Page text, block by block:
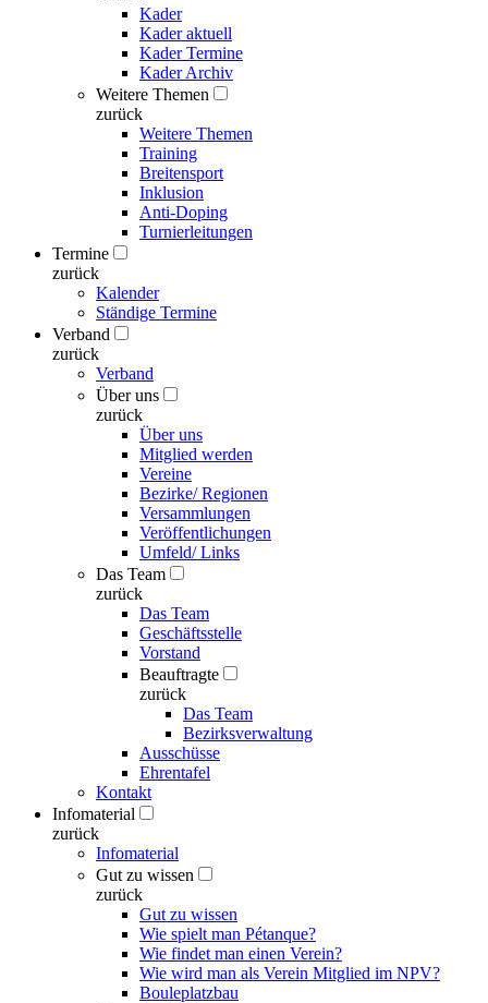
Kader
Kader aktuell
Kader Termine
Kader Archiv
Weitere Themen
zurück
Weitere Themen
Training
Breitensport
Inklusion
Anti-Doping
Turnierleitungen
Termine
zurück
Kalender
Ständige Termine
Verband
zurück
Verband
Über uns
zurück
Über uns
Mitglied werden
Vereine
Bezirke/ Regionen
Versammlungen
Veröffentlichungen
Umfeld/ Links
Das Team
zurück
Das Team
Geschäftsstelle
Vorstand
Beauftragte
zurück
Das Team
Bezirksverwaltung
Ausschüsse
Ehrentafel
Kontakt
Infomaterial
zurück
Infomaterial
Gut zu wissen
zurück
Gut zu wissen
Wie spielt man Pétanque?
Wie findet man einen Verein?
Wie wird man als Verein Mitglied im NPV?
Bouleplatzbau